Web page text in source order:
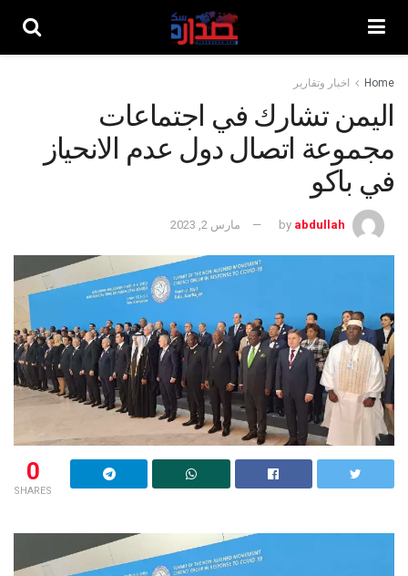
Home اخبار وتقارير
اليمن تشارك في اجتماعات
مجموعة اتصال دول عدم الانحياز
في باكو
by abdullah مارس 2, 2023
0
SHARES